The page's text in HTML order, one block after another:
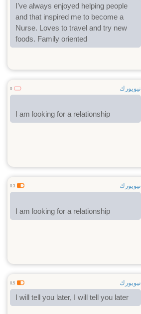
I’ve always enjoyed helping people
and that inspired me to become a
Nurse. Loves to travel and try new
foods. Family oriented
نيويورك 0
I am looking for a relationship
نيويورك 0.3
I am looking for a relationship
نيويورك 0.5
I will tell you later, I will tell you later